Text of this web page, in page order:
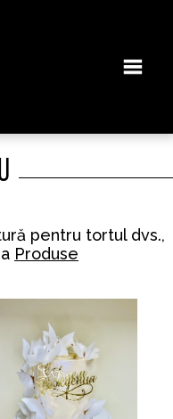
pentru tortul dvs.,
Produse